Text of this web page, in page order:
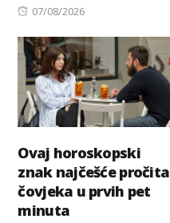
Posted
07/08/2026
Ovaj horoskopski
znak najčešće pročita
čovjeka u prvih pet
minuta